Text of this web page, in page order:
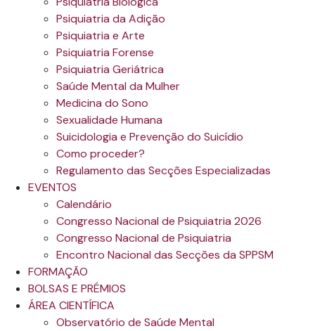
Psiquiatria da Adição
Psiquiatria e Arte
Psiquiatria Forense
Psiquiatria Geriátrica
Saúde Mental da Mulher
Medicina do Sono
Sexualidade Humana
Suicidologia e Prevenção do Suicídio
Como proceder?
Regulamento das Secções Especializadas
EVENTOS
Calendário
Congresso Nacional de Psiquiatria 2026
Congresso Nacional de Psiquiatria
Encontro Nacional das Secções da SPPSM
FORMAÇÃO
BOLSAS E PRÉMIOS
ÁREA CIENTÍFICA
Observatório de Saúde Mental